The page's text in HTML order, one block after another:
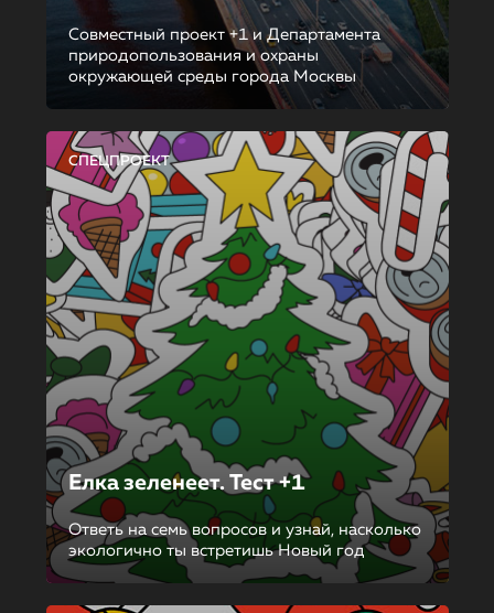
Совместный проект +1 и Департамента
природопользования и охраны
окружающей среды города Москвы
СПЕЦПРОЕКТ
Елка зеленеет. Тест +1
Ответь на семь вопросов и узнай, насколько
экологично ты встретишь Новый год